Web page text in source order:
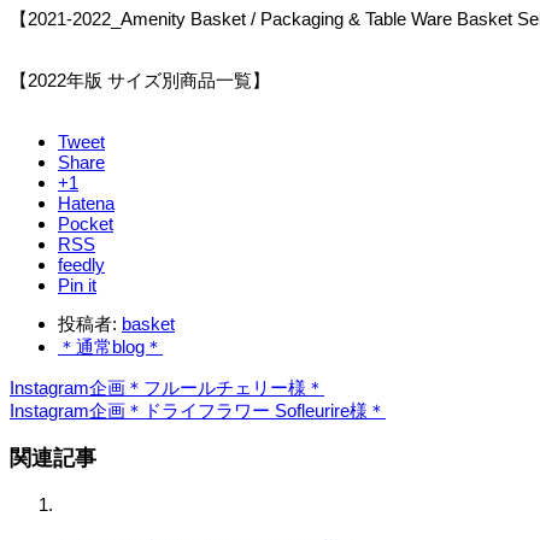
【2021-2022_Amenity Basket / Packaging & Table Ware Basket
【2022年版 サイズ別商品一覧】
Tweet
Share
+1
Hatena
Pocket
RSS
feedly
Pin it
投稿者: basket
＊通常blog＊
Instagram企画＊フルールチェリー様＊
Instagram企画＊ドライフラワー Sofleurire様＊
関連記事